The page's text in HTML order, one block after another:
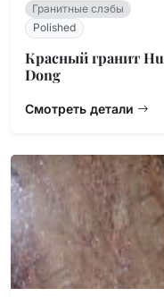
Гранитные слэбы
Polished
Красный гранит
Dong
Смотреть детали